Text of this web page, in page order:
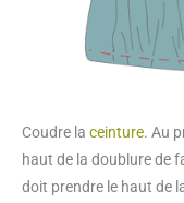
Coudre la ceinture. Au
haut de la doublure de
doit prendre le haut de